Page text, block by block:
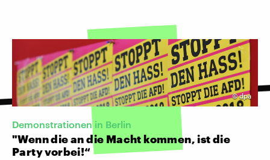
©dpa
Demonstrationen in Berlin
"Wenn die an die Macht kommen, ist die
Party vorbei!“